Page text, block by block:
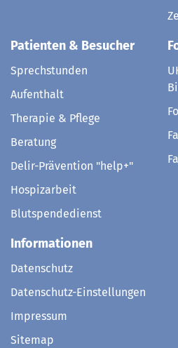
Patienten & Besucher
Sprechstunden
Aufenthalt
Therapie & Pflege
Beratung
Delir-Prävention "help+"
Hospizarbeit
Blutspendedienst
Informationen
Datenschutz
Datenschutz-Einstellungen
Impressum
Sitemap